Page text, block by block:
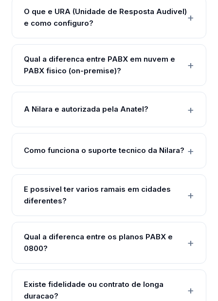
O que e URA (Unidade de Resposta Audivel)
e como configuro?
Qual a diferenca entre PABX em nuvem e
PABX fisico (on-premise)?
A Nilara e autorizada pela Anatel?
Como funciona o suporte tecnico da Nilara?
E possivel ter varios ramais em cidades
diferentes?
Qual a diferenca entre os planos PABX e
0800?
Existe fidelidade ou contrato de longa
duracao?